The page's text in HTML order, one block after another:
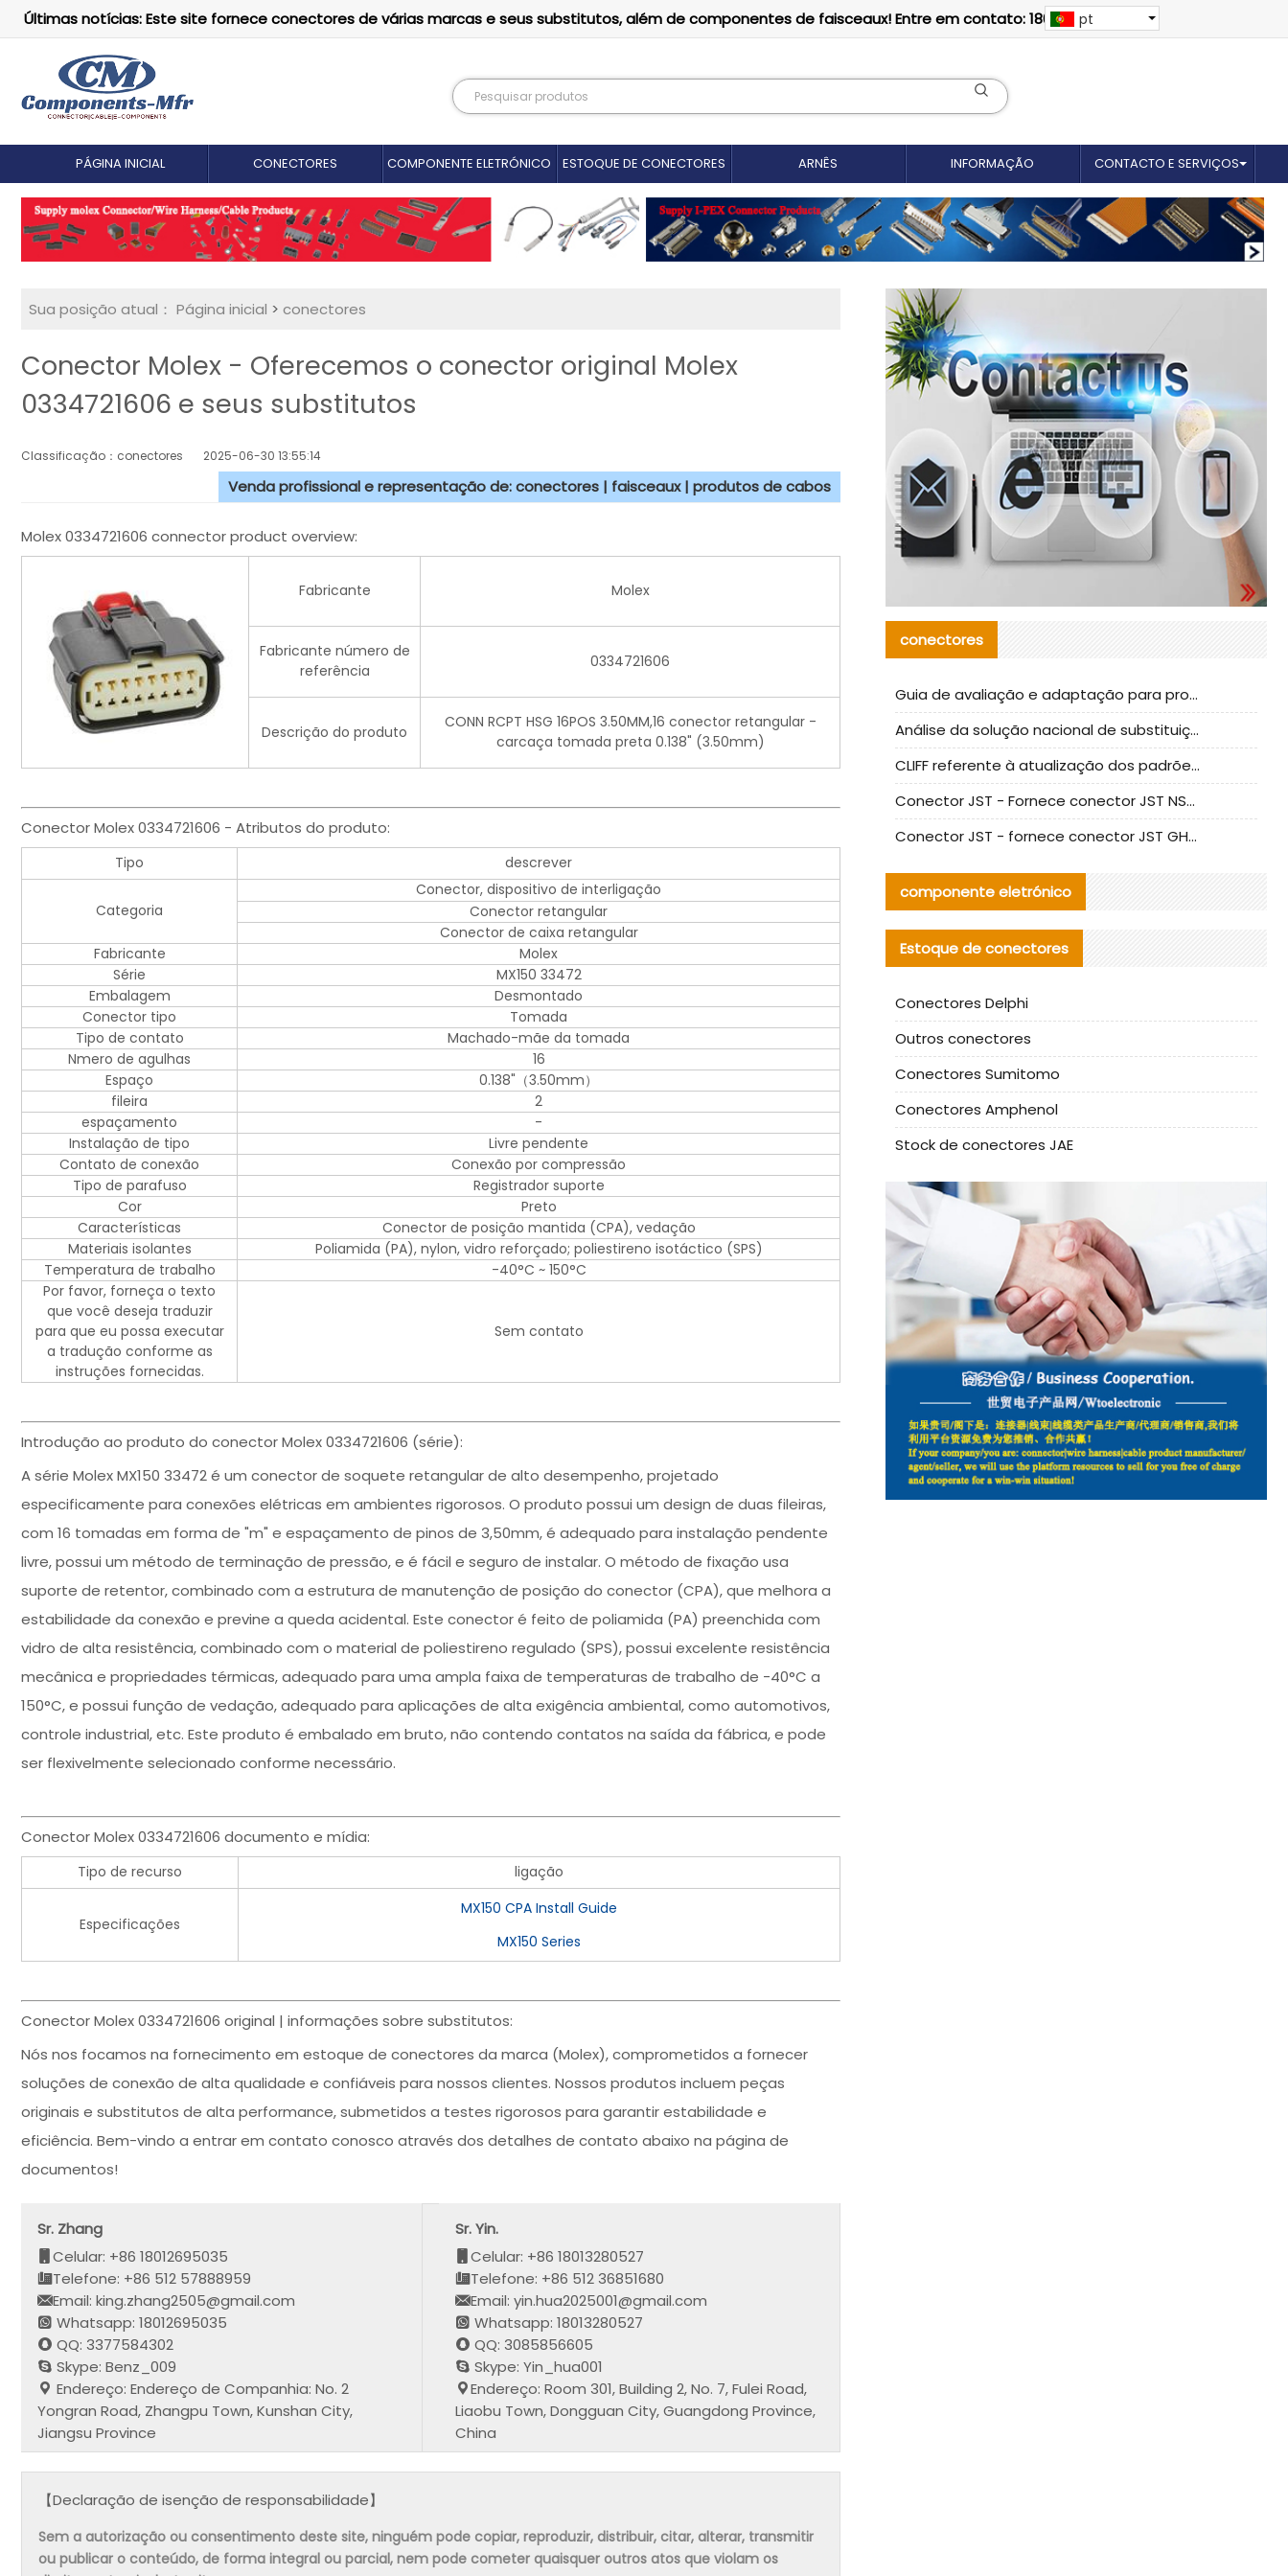
Últimas notícias: Este site fornece conectores de várias marcas e seus substitutos, além de componentes de faisceaux! Entre em contato: 18012695035
pt
PÁGINA INICIAL CONECTORES COMPONENTE ELETRÓNICO ESTOQUE DE CONECTORES ARNÊS INFORMAÇÃO CONTACTO E SERVIÇOS
Sua posição atual： Página inicial > conectores
Conector Molex - Oferecemos o conector original Molex
0334721606 e seus substitutos
Classificação：conectores 2025-06-30 13:55:14
Venda profissional e representação de: conectores | faisceaux | produtos de cabos
Molex 0334721606 connector product overview:
Fabricante Molex
Fabricante número de
referência
0334721606
Descrição do produto
CONN RCPT HSG 16POS 3.50MM,16 conector retangular -
carcaça tomada preta 0.138" (3.50mm)
Conector Molex 0334721606 - Atributos do produto:
Tipo descrever
Categoria
Conector, dispositivo de interligação
Conector retangular
Conector de caixa retangular
Fabricante
Molex
Série
MX150 33472
Embalagem
Desmontado
Conector tipo
Tomada
Tipo de contato
Machado-mãe da tomada
Nmero de agulhas
16
Espaço
0.138"（3.50mm）
fileira
2
espaçamento
-
Instalação de tipo
Livre pendente
Contato de conexão
Conexão por compressão
Tipo de parafuso
Registrador suporte
Cor
Preto
Características
Conector de posição mantida (CPA), vedação
Materiais isolantes
Poliamida (PA), nylon, vidro reforçado; poliestireno isotáctico (SPS)
Temperatura de trabalho
-40°C ~ 150°C
Por favor, forneça o texto
que você deseja traduzir
para que eu possa executar
a tradução conforme as
instruções fornecidas.
Sem contato
Introdução ao produto do conector Molex 0334721606 (série):
A série Molex MX150 33472 é um conector de soquete retangular de alto desempenho, projetado
especificamente para conexões elétricas em ambientes rigorosos. O produto possui um design de duas fileiras,
com 16 tomadas em forma de "m" e espaçamento de pinos de 3,50mm, é adequado para instalação pendente
livre, possui um método de terminação de pressão, e é fácil e seguro de instalar. O método de fixação usa
suporte de retentor, combinado com a estrutura de manutenção de posição do conector (CPA), que melhora a
estabilidade da conexão e previne a queda acidental. Este conector é feito de poliamida (PA) preenchida com
vidro de alta resistência, combinado com o material de poliestireno regulado (SPS), possui excelente resistência
mecânica e propriedades térmicas, adequado para uma ampla faixa de temperaturas de trabalho de -40°C a
150°C, e possui função de vedação, adequado para aplicações de alta exigência ambiental, como automotivos,
controle industrial, etc. Este produto é embalado em bruto, não contendo contatos na saída da fábrica, e pode
ser flexivelmente selecionado conforme necessário.
Conector Molex 0334721606 documento e mídia:
Tipo de recurso ligação
Especificações
MX150 CPA Install Guide
MX150 Series
Conector Molex 0334721606 original | informações sobre substitutos:
Nós nos focamos na fornecimento em estoque de conectores da marca (Molex), comprometidos a fornecer
soluções de conexão de alta qualidade e confiáveis para nossos clientes. Nossos produtos incluem peças
originais e substitutos de alta performance, submetidos a testes rigorosos para garantir estabilidade e
eficiência. Bem-vindo a entrar em contato conosco através dos detalhes de contato abaixo na página de
documentos!
Sr. Zhang
Celular: +86 18012695035
Telefone: +86 512 57888959
Email: king.zhang2505@gmail.com
Whatsapp: 18012695035
QQ: 3377584302
Skype: Benz_009
Endereço: Endereço de Companhia: No. 2
Yongran Road, Zhangpu Town, Kunshan City,
Jiangsu Province
Sr. Yin.
Celular: +86 18013280527
Telefone: +86 512 36851680
Email: yin.hua2025001@gmail.com
Whatsapp: 18013280527
QQ: 3085856605
Skype: Yin_hua001
Endereço: Room 301, Building 2, No. 7, Fulei Road,
Liaobu Town, Dongguan City, Guangdong Province,
China
【Declaração de isenção de responsabilidade】
Sem a autorização ou consentimento deste site, ninguém pode copiar, reproduzir, distribuir, citar, alterar, transmitir
ou publicar o conteúdo, de forma integral ou parcial, nem pode cometer quaisquer outros atos que violam os
conectores
Guia de avaliação e adaptação para produção em massa de componentes de cabos nacionais CNC Tech
Análise da solução nacional de substituição da linha de alta frequência I-PEX
CLIFF referente à atualização dos padrões de teste de conectores nacionais
Conector JST - Fornece conector JST NSHR-02V-S original | substituto
Conector JST - fornece conector JST GHR-09V-S autêntico | substituto
componente eletrónico
Estoque de conectores
Conectores Delphi
Outros conectores
Conectores Sumitomo
Conectores Amphenol
Stock de conectores JAE